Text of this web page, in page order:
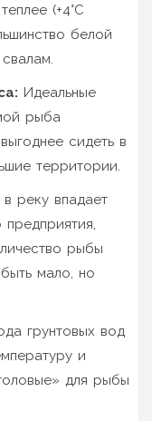
(+4°C
белой
Идеальные
рыба
сидеть в
территории.
в реку впадает
рыбы
мало, но
грунтовых вод
и
для рыбы